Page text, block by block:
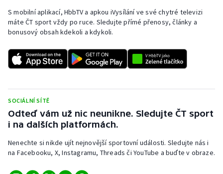
Volejbal
Ostatní
S mobilní aplikací, HbbTV a apkou iVysílání ve své chytré televizi
máte ČT sport vždy po ruce. Sledujte přímé přenosy, články a
bonusový obsah kdekoli a kdykoli.
SOCIÁLNÍ SÍTĚ
Odteď vám už nic neunikne. Sledujte ČT sport
i na dalších platformách.
Nenechte si nikde ujít nejnovější sportovní události. Sledujte nás i
na Facebooku, X, Instagramu, Threads či YouTube a buďte v obraze.